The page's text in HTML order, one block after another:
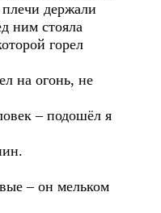
держали
ним стояла
горел
на огонь, не
– подошёл я
– он мельком